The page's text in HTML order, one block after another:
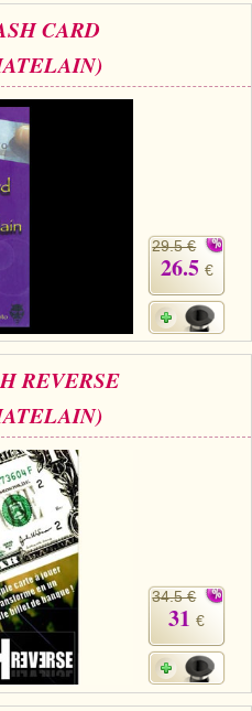
CARD
29.5 €
26.5 €
REVERSE
34.5 €
31 €